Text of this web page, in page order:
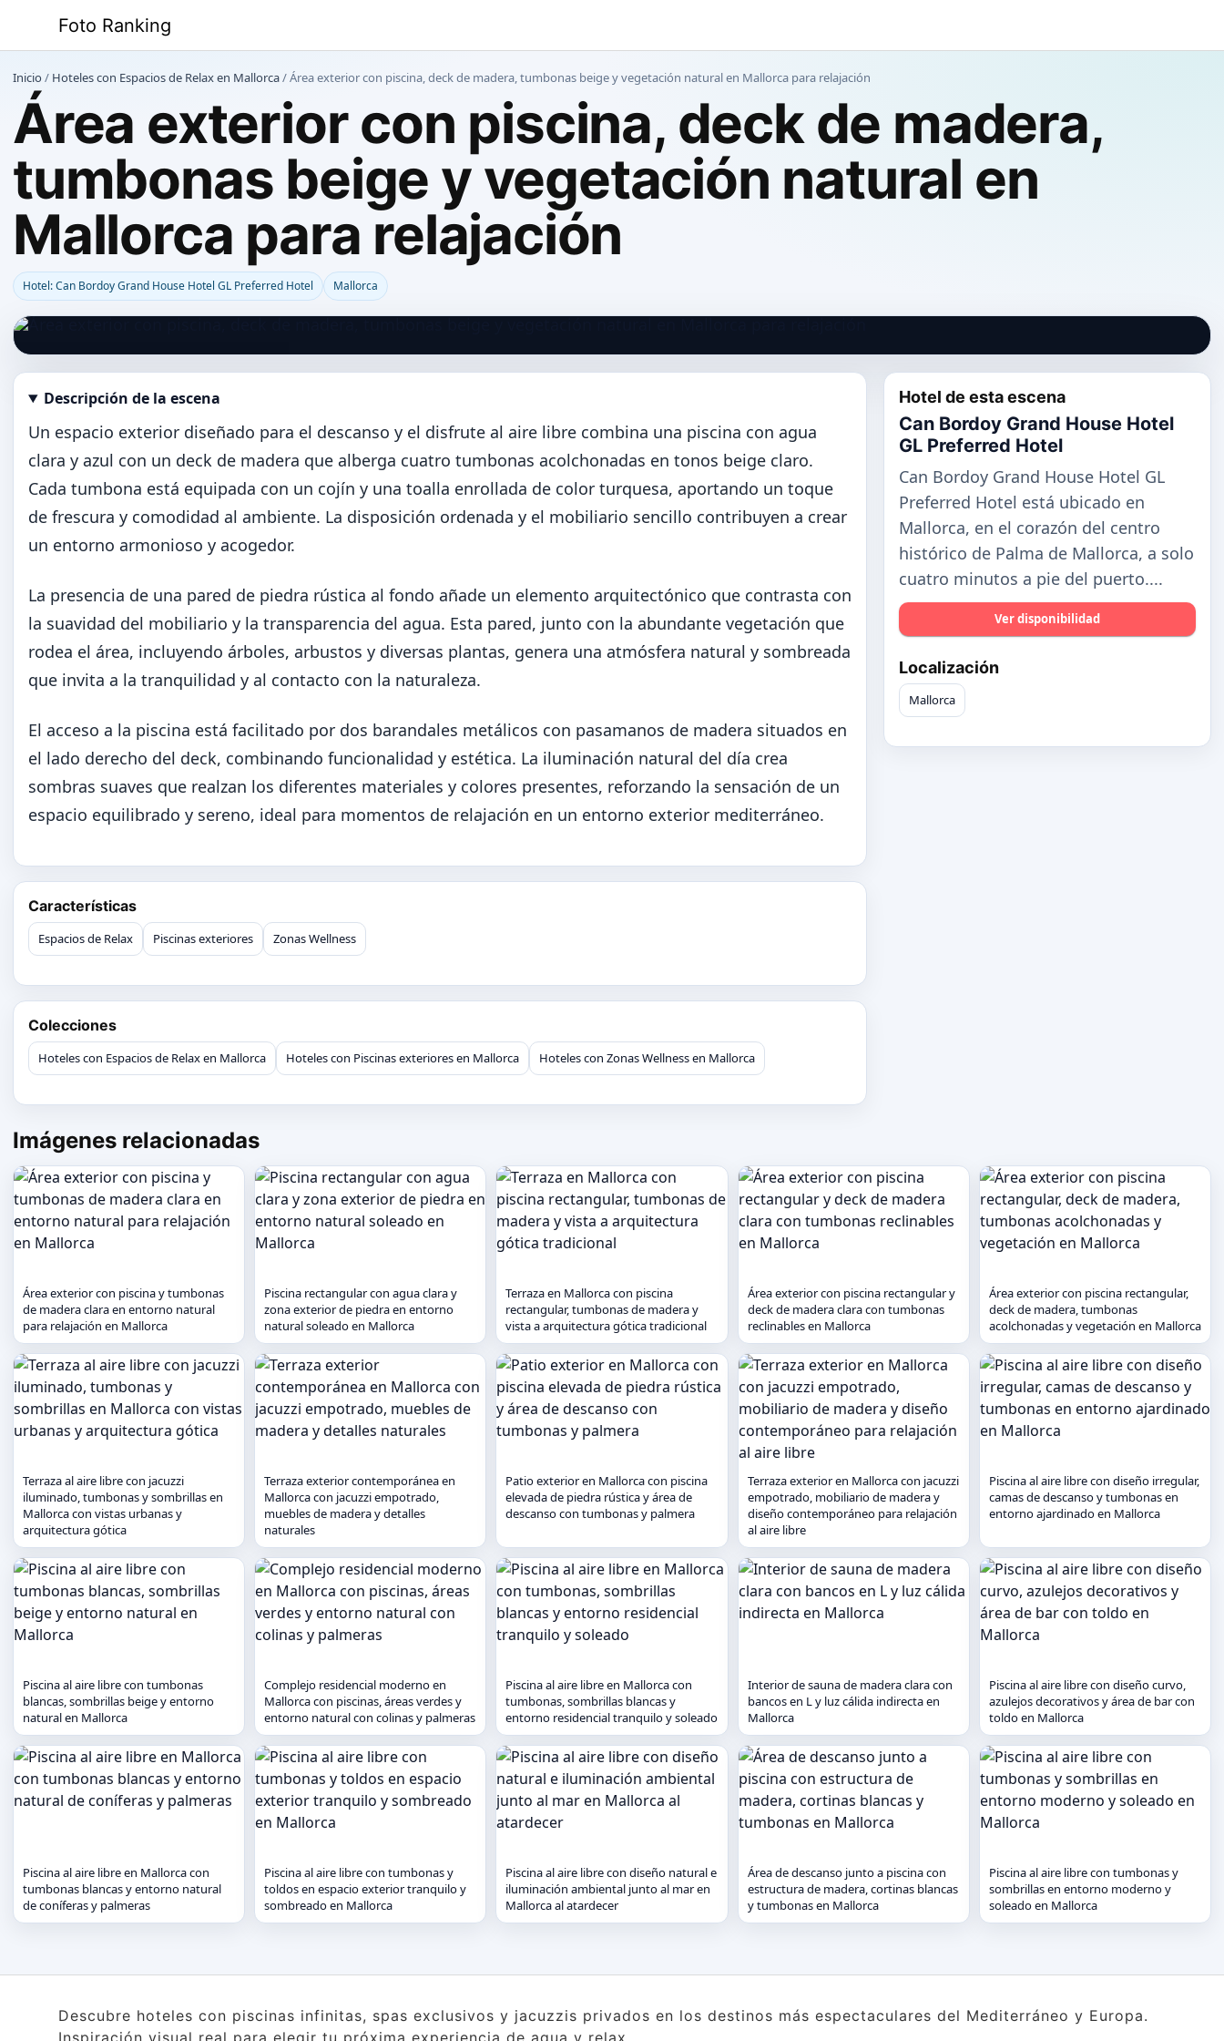
contenido
Foto Ranking
Inicio / Hoteles con Espacios de Relax en Mallorca/Área exterior con piscina, deck de madera, tumbonas beige y vegetación natural en Mallorca para relajación
Área exterior con piscina, deck de madera,
tumbonas beige y vegetación natural en
Mallorca para relajación
Hotel: Can Bordoy Grand House Hotel GL Preferred Hotel Mallorca
Abrir imagen en tamaño completo
Descripción de la escena
Un espacio exterior diseñado para el descanso y el disfrute al aire libre combina una piscina con agua
clara y azul con un deck de madera que alberga cuatro tumbonas acolchonadas en tonos beige claro.
Cada tumbona está equipada con un cojín y una toalla enrollada de color turquesa, aportando un toque
de frescura y comodidad al ambiente. La disposición ordenada y el mobiliario sencillo contribuyen a crear
un entorno armonioso y acogedor.
La presencia de una pared de piedra rústica al fondo añade un elemento arquitectónico que contrasta con
la suavidad del mobiliario y la transparencia del agua. Esta pared, junto con la abundante vegetación que
rodea el área, incluyendo árboles, arbustos y diversas plantas, genera una atmósfera natural y sombreada
que invita a la tranquilidad y al contacto con la naturaleza.
El acceso a la piscina está facilitado por dos barandales metálicos con pasamanos de madera situados en
el lado derecho del deck, combinando funcionalidad y estética. La iluminación natural del día crea
sombras suaves que realzan los diferentes materiales y colores presentes, reforzando la sensación de un
espacio equilibrado y sereno, ideal para momentos de relajación en un entorno exterior mediterráneo.
Características
Espacios de Relax Piscinas exteriores Zonas Wellness
Colecciones
Hoteles con Espacios de Relax en Mallorca Hoteles con Piscinas exteriores en Mallorca Hoteles con Zonas Wellness en Mallorca
Hotel de esta escena
Can Bordoy Grand House Hotel
GL Preferred Hotel
Can Bordoy Grand House Hotel GL
Preferred Hotel está ubicado en
Mallorca, en el corazón del centro
histórico de Palma de Mallorca, a solo
cuatro minutos a pie del puerto....
Ver disponibilidad
Localización
Mallorca
Imágenes relacionadas
Área exterior con piscina y tumbonas
de madera clara en entorno natural
para relajación en Mallorca
Piscina rectangular con agua clara y
zona exterior de piedra en entorno
natural soleado en Mallorca
Terraza en Mallorca con piscina
rectangular, tumbonas de madera y
vista a arquitectura gótica tradicional
Área exterior con piscina rectangular y
deck de madera clara con tumbonas
reclinables en Mallorca
Área exterior con piscina rectangular,
deck de madera, tumbonas
acolchonadas y vegetación en Mallorca
Terraza al aire libre con jacuzzi
iluminado, tumbonas y sombrillas en
Mallorca con vistas urbanas y
arquitectura gótica
Terraza exterior contemporánea en
Mallorca con jacuzzi empotrado,
muebles de madera y detalles
naturales
Patio exterior en Mallorca con piscina
elevada de piedra rústica y área de
descanso con tumbonas y palmera
Terraza exterior en Mallorca con jacuzzi
empotrado, mobiliario de madera y
diseño contemporáneo para relajación
al aire libre
Piscina al aire libre con diseño irregular,
camas de descanso y tumbonas en
entorno ajardinado en Mallorca
Piscina al aire libre con tumbonas
blancas, sombrillas beige y entorno
natural en Mallorca
Complejo residencial moderno en
Mallorca con piscinas, áreas verdes y
entorno natural con colinas y palmeras
Piscina al aire libre en Mallorca con
tumbonas, sombrillas blancas y
entorno residencial tranquilo y soleado
Interior de sauna de madera clara con
bancos en L y luz cálida indirecta en
Mallorca
Piscina al aire libre con diseño curvo,
azulejos decorativos y área de bar con
toldo en Mallorca
Piscina al aire libre en Mallorca con
tumbonas blancas y entorno natural
de coníferas y palmeras
Piscina al aire libre con tumbonas y
toldos en espacio exterior tranquilo y
sombreado en Mallorca
Piscina al aire libre con diseño natural e
iluminación ambiental junto al mar en
Mallorca al atardecer
Área de descanso junto a piscina con
estructura de madera, cortinas blancas
y tumbonas en Mallorca
Piscina al aire libre con tumbonas y
sombrillas en entorno moderno y
soleado en Mallorca
Descubre hoteles con piscinas infinitas, spas exclusivos y jacuzzis privados en los destinos más espectaculares del Mediterráneo y Europa.
Inspiración visual real para elegir tu próxima experiencia de agua y relax.